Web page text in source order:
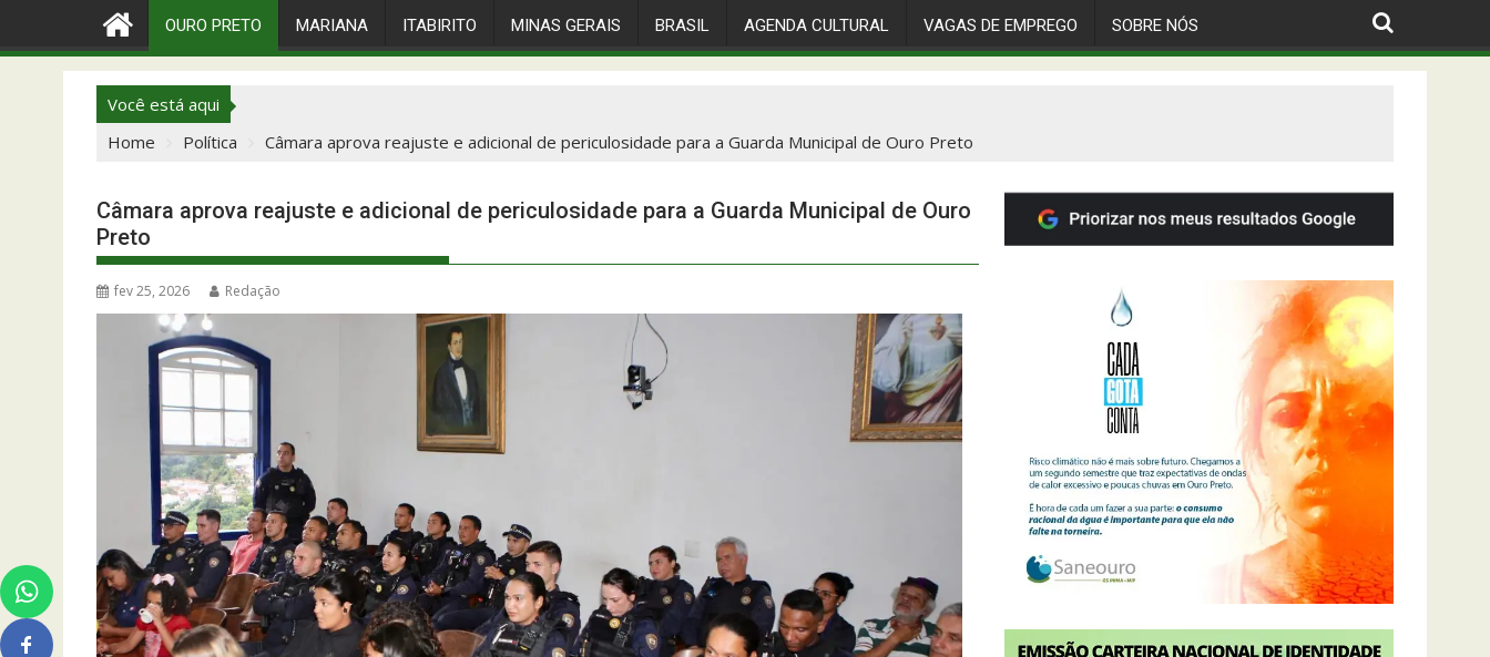
OURO PRETO MARIANA ITABIRITO MINAS GERAIS BRASIL AGENDA CULTURAL VAGAS DE EMPREGO SOBRE NÓS
Você está aqui
Home
Política Câmara aprova reajuste e adicional de periculosidade para a Guarda Municipal de Ouro Preto
Câmara aprova reajuste e adicional de periculosidade para a Guarda Municipal de Ouro
Preto
fev 25, 2026 Redação